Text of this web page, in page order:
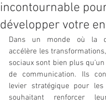
incontournable
développer votre
Dans un monde où la
accélère les
sociaux sont bien plus
de communication. Ils
levier stratégique pour les
souhaitant renforcer